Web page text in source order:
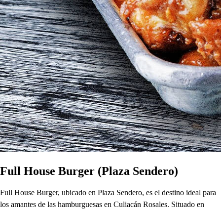
Full House Burger (Plaza Sendero)
Full House Burger, ubicado en Plaza Sendero, es el destino ideal para
los amantes de las hamburguesas en Culiacán Rosales. Situado en